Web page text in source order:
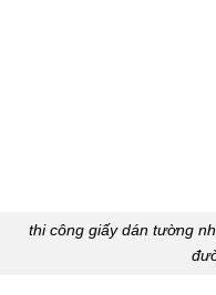
thi công giấy dán tường